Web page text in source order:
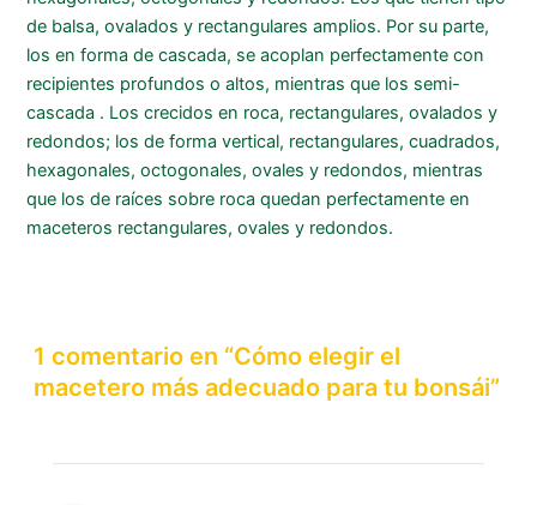
de balsa, ovalados y rectangulares amplios. Por su parte,
los en forma de cascada, se acoplan perfectamente con
recipientes profundos o altos, mientras que los semi-
cascada . Los crecidos en roca, rectangulares, ovalados y
redondos; los de forma vertical, rectangulares, cuadrados,
hexagonales, octogonales, ovales y redondos, mientras
que los de raíces sobre roca quedan perfectamente en
maceteros rectangulares, ovales y redondos.
1 comentario en “Cómo elegir el
macetero más adecuado para tu bonsái”